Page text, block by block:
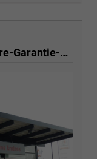
Selection 1.0 TSI 95 PS 4-Jahre-Garantie-AppleCarPlay-AndroidAuto-LED-PDC-Sitzheizung-DAB-Klima